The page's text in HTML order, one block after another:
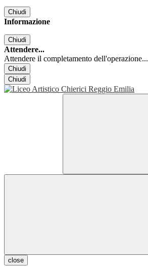
Chiudi
Informazione
Chiudi
Attendere...
Attendere il completamento dell'operazione...
Chiudi
Chiudi
close